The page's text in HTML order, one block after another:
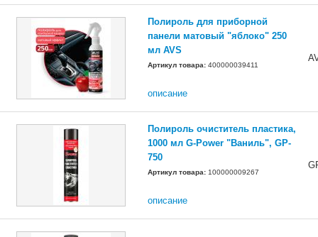
Полироль для приборной
панели матовый "яблоко" 250
мл AVS
Артикул товара: 400000039411
описание
Полироль очиститель пластика,
1000 мл G-Power "Ваниль", GP-
750
Артикул товара: 100000009267
описание